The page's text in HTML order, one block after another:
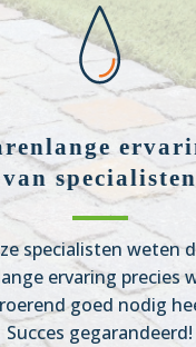
van specialisten
specialisten weten
ervaring precies
goed nodig
Succes gegarandeerd!